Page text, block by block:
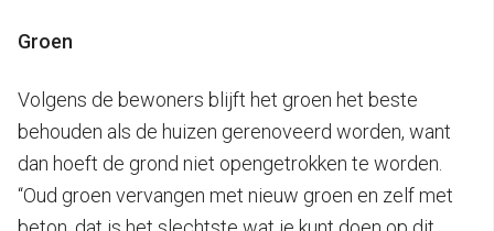
Groen
Volgens de bewoners blijft het groen het beste
behouden als de huizen gerenoveerd worden, want
dan hoeft de grond niet opengetrokken te worden.
“Oud groen vervangen met nieuw groen en zelf met